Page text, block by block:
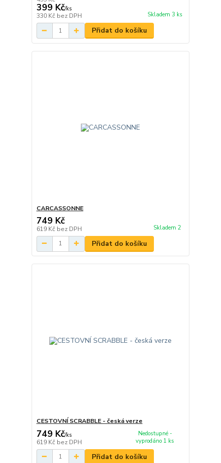
399 Kč/ks
330 Kč bez DPH Skladem 3 ks
Přidat do košíku
CARCASSONNE
749 Kč
619 Kč bez DPH Skladem 2
Přidat do košíku
CESTOVNÍ SCRABBLE - česká verze
749 Kč/ks
619 Kč bez DPH
Nedostupné -
vyprodáno 1 ks
Přidat do košíku